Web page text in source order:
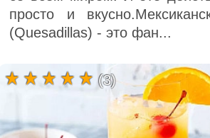
просто и
(Quesadillas) - это фан...
(3)